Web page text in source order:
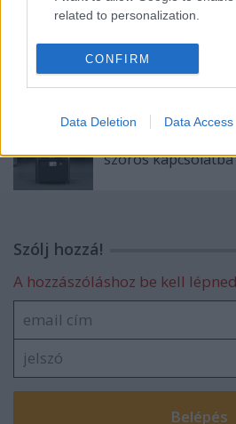
related to personalization.
I want to allow Google to enable
related to security, including
functionality and fraud
CONFIRM
Data Deletion Data Access
Ajánlott bejegyzések:
szoros
Szólj hozzá!
A hozzászóláshoz be kell